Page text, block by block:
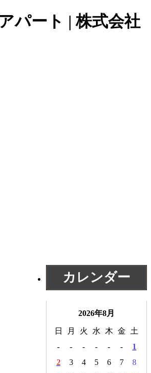
パート | 株式会社
カレンダー
2026年8月
日 月 火 水 木 金
土
-
- - - - -
1
2
3 4 5 6 7
8